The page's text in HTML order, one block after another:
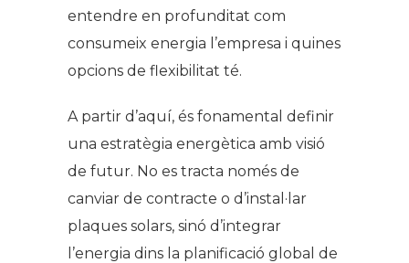
entendre en profunditat com
consumeix energia l’empresa i quines
opcions de flexibilitat té.
A partir d’aquí, és fonamental definir
una estratègia energètica amb visió
de futur. No es tracta només de
canviar de contracte o d’instal·lar
plaques solars, sinó d’integrar
l’energia dins la planificació global de